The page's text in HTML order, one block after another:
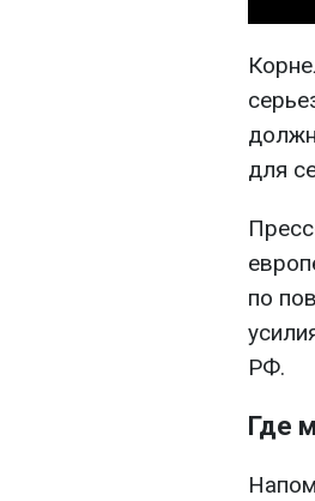
для
по
РФ.
Где